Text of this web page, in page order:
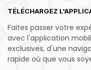
TÉLÉCHARGEZ
Faites passer votre
avec l'application
exclusives, d'une
rapide où que vous